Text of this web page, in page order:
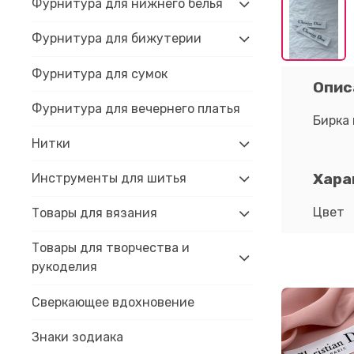
Цвет
Фурнитура для нижнего белья
Фурнитура для бижутерии
Фурнитура для сумок
Фурнитура для вечернего платья
Нитки
Инструменты для шитья
Товары для вязания
Товары для творчества и
рукоделия
Сверкающее вдохновение
Знаки зодиака